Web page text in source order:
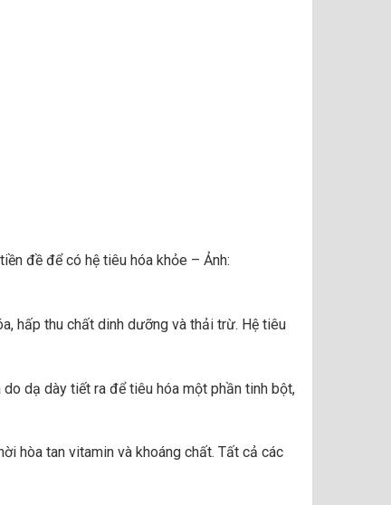
đề để có hệ tiêu hóa khỏe – Ảnh:
hấp thu chất dinh dưỡng và thải trừ. Hệ tiêu
dạ dày tiết ra để tiêu hóa một phần tinh bột,
hòa tan vitamin và khoáng chất. Tất cả các